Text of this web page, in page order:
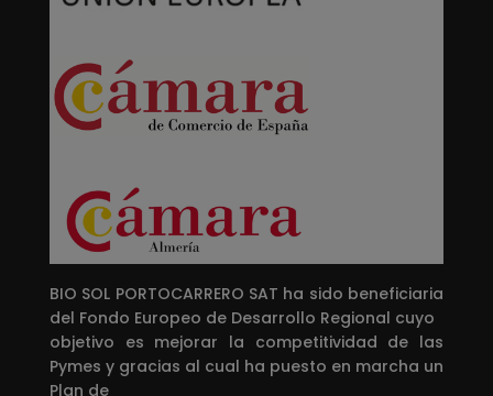
BIO SOL PORTOCARRERO SAT ha sido beneficiaria
del Fondo Europeo de Desarrollo Regional cuyo
objetivo es mejorar la competitividad de las
Pymes y gracias al cual ha puesto en marcha un
Plan de